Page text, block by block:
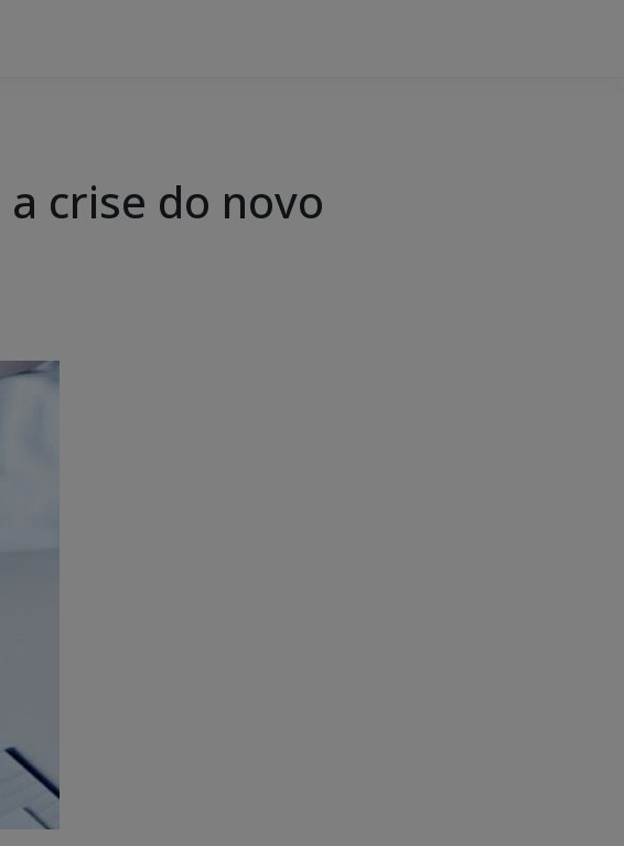
crise do novo